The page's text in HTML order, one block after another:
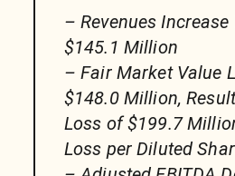
– Revenues Increase
$145.1 Million
– Fair Market Value
$148.0 Million,
Loss of $199.7
Loss per Diluted